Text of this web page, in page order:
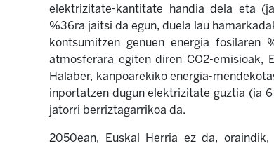
elektrizitate-kantitate handia dela eta
%36ra jaitsi da egun, duela lau
kontsumitzen genuen energia
atmosferara egiten diren CO2-emisioak,
Halaber, kanpoarekiko energia-
inportatzen dugun elektrizitate guztia (ia
jatorri berriztagarrikoa da.
2050ean, Euskal Herria ez da,